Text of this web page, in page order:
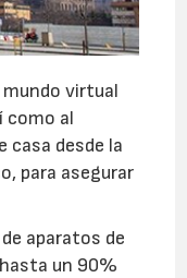
mundo virtual
como al
casa desde la
para asegurar
aparatos de
un 90%